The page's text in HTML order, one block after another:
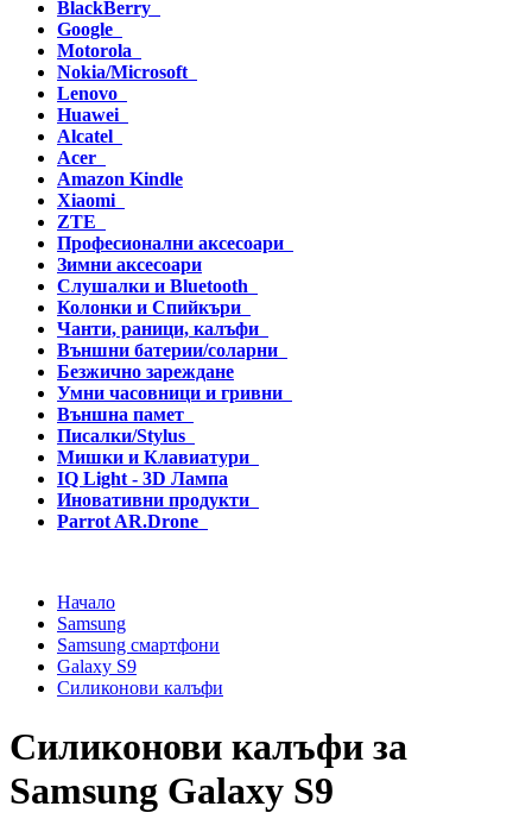
BlackBerry
Google
Motorola
Nokia/Microsoft
Lenovo
Huawei
Alcatel
Acer
Amazon Kindle
Xiaomi
ZTE
Професионални аксесоари
Зимни аксесоари
Слушалки и Bluetooth
Колонки и Спийкъри
Чанти, раници, калъфи
Външни батерии/соларни
Безжично зареждане
Умни часовници и гривни
Външна памет
Писалки/Stylus
Мишки и Клавиатури
IQ Light - 3D Лампа
Иновативни продукти
Parrot AR.Drone
Начало
Samsung
Samsung смартфони
Galaxy S9
Силиконови калъфи
Силиконови калъфи за
Samsung Galaxy S9